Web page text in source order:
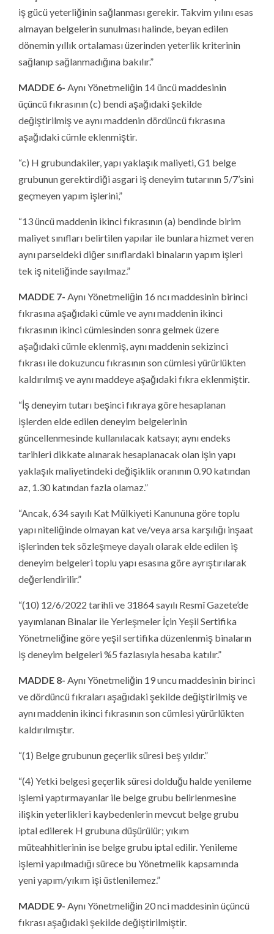
iş gücü yeterliğinin sağlanması gerekir. Takvim yılını esas
almayan belgelerin sunulması halinde, beyan edilen
dönemin yıllık ortalaması üzerinden yeterlik kriterinin
sağlanıp sağlanmadığına bakılır.”
MADDE 6- Aynı Yönetmeliğin 14 üncü maddesinin
üçüncü fıkrasının (c) bendi aşağıdaki şekilde
değiştirilmiş ve aynı maddenin dördüncü fıkrasına
aşağıdaki cümle eklenmiştir.
“c) H grubundakiler, yapı yaklaşık maliyeti, G1 belge
grubunun gerektirdiği asgari iş deneyim tutarının 5/7’sini
geçmeyen yapım işlerini,”
“13 üncü maddenin ikinci fıkrasının (a) bendinde birim
maliyet sınıfları belirtilen yapılar ile bunlara hizmet veren
aynı parseldeki diğer sınıflardaki binaların yapım işleri
tek iş niteliğinde sayılmaz.”
MADDE 7- Aynı Yönetmeliğin 16 ncı maddesinin birinci
fıkrasına aşağıdaki cümle ve aynı maddenin ikinci
fıkrasının ikinci cümlesinden sonra gelmek üzere
aşağıdaki cümle eklenmiş, aynı maddenin sekizinci
fıkrası ile dokuzuncu fıkrasının son cümlesi yürürlükten
kaldırılmış ve aynı maddeye aşağıdaki fıkra eklenmiştir.
“İş deneyim tutarı beşinci fıkraya göre hesaplanan
işlerden elde edilen deneyim belgelerinin
güncellenmesinde kullanılacak katsayı; aynı endeks
tarihleri dikkate alınarak hesaplanacak olan işin yapı
yaklaşık maliyetindeki değişiklik oranının 0.90 katından
az, 1.30 katından fazla olamaz.”
“Ancak, 634 sayılı Kat Mülkiyeti Kanununa göre toplu
yapı niteliğinde olmayan kat ve/veya arsa karşılığı inşaat
işlerinden tek sözleşmeye dayalı olarak elde edilen iş
deneyim belgeleri toplu yapı esasına göre ayrıştırılarak
değerlendirilir.”
“(10) 12/6/2022 tarihli ve 31864 sayılı Resmî Gazete’de
yayımlanan Binalar ile Yerleşmeler İçin Yeşil Sertifika
Yönetmeliğine göre yeşil sertifika düzenlenmiş binaların
iş deneyim belgeleri %5 fazlasıyla hesaba katılır.”
MADDE 8- Aynı Yönetmeliğin 19 uncu maddesinin birinci
ve dördüncü fıkraları aşağıdaki şekilde değiştirilmiş ve
aynı maddenin ikinci fıkrasının son cümlesi yürürlükten
kaldırılmıştır.
“(1) Belge grubunun geçerlik süresi beş yıldır.”
“(4) Yetki belgesi geçerlik süresi dolduğu halde yenileme
işlemi yaptırmayanlar ile belge grubu belirlenmesine
ilişkin yeterlikleri kaybedenlerin mevcut belge grubu
iptal edilerek H grubuna düşürülür; yıkım
müteahhitlerinin ise belge grubu iptal edilir. Yenileme
işlemi yapılmadığı sürece bu Yönetmelik kapsamında
yeni yapım/yıkım işi üstlenilemez.”
MADDE 9- Aynı Yönetmeliğin 20 nci maddesinin üçüncü
fıkrası aşağıdaki şekilde değiştirilmiştir.